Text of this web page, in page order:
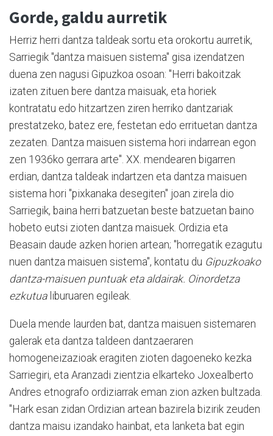
Gorde, galdu aurretik
Herriz herri dantza taldeak sortu eta orokortu aurretik,
Sarriegik "dantza maisuen sistema" gisa izendatzen
duena zen nagusi Gipuzkoa osoan: "Herri bakoitzak
izaten zituen bere dantza maisuak, eta horiek
kontratatu edo hitzartzen ziren herriko dantzariak
prestatzeko, batez ere, festetan edo errituetan dantza
zezaten. Dantza maisuen sistema hori indarrean egon
zen 1936ko gerrara arte". XX. mendearen bigarren
erdian, dantza taldeak indartzen eta dantza maisuen
sistema hori "pixkanaka desegiten" joan zirela dio
Sarriegik, baina herri batzuetan beste batzuetan baino
hobeto eutsi zioten dantza maisuek. Ordizia eta
Beasain daude azken horien artean; "horregatik ezagutu
nuen dantza maisuen sistema", kontatu du Gipuzkoako
dantza-maisuen puntuak eta aldairak. Oinordetza
ezkutualiburuaren egileak.
Duela mende laurden bat, dantza maisuen sistemaren
galerak eta dantza taldeen dantzaeraren
homogeneizazioak eragiten zioten dagoeneko kezka
Sarriegiri, eta Aranzadi zientzia elkarteko Joxealberto
Andres etnografo ordiziarrak eman zion azken bultzada.
"Hark esan zidan Ordizian artean bazirela bizirik zeuden
dantza maisu izandako hainbat, eta lanketa bat egin